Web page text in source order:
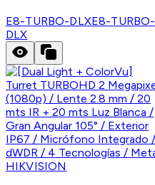
E8-TURBO-DLXE8-TURBO-
DLX
HIKVISION